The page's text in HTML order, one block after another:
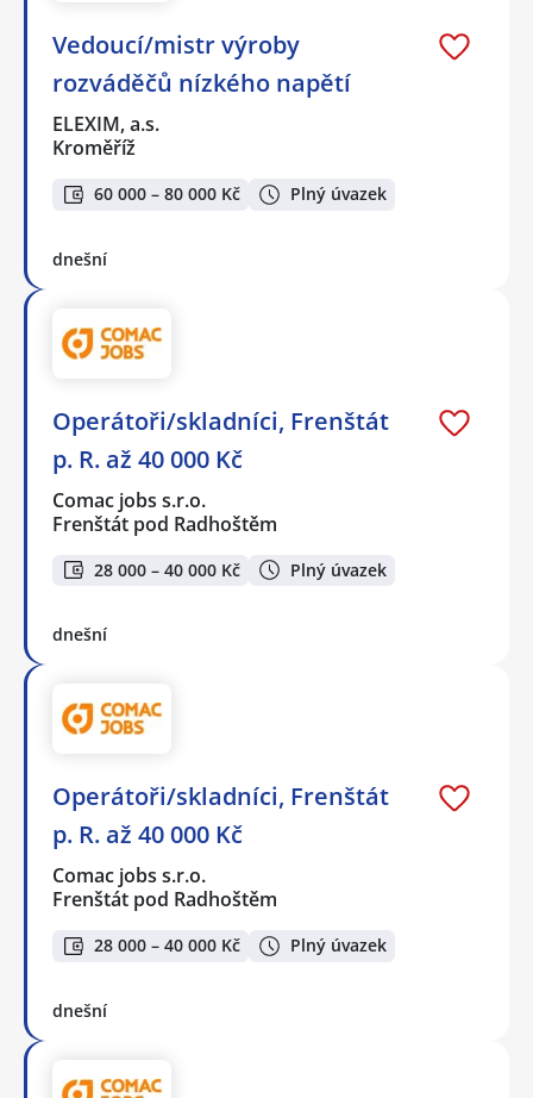
Vedoucí/mistr výroby
rozváděčů nízkého napětí
ELEXIM, a.s.
Kroměříž
60 000 – 80 000 Kč Plný úvazek
dnešní
Operátoři/skladníci, Frenštát
p. R. až 40 000 Kč
Comac jobs s.r.o.
Frenštát pod Radhoštěm
28 000 – 40 000 Kč Plný úvazek
dnešní
Operátoři/skladníci, Frenštát
p. R. až 40 000 Kč
Comac jobs s.r.o.
Frenštát pod Radhoštěm
28 000 – 40 000 Kč Plný úvazek
dnešní